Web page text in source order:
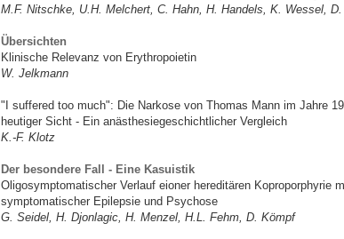
M.F. Nitschke, U.H. Melchert, C. Hahn, H. Handels, K. Wessel,
Übersichten
Klinische Relevanz von Erythropoietin
W. Jelkmann
"I suffered too much": Die Narkose von Thomas Mann im Jahre
heutiger Sicht - Ein anästhesiegeschichtlicher Vergleich
K.-F. Klotz
Der besondere Fall - Eine Kasuistik
Oligosymptomatischer Verlauf eioner hereditären Koproporphyrie
symptomatischer Epilepsie und Psychose
G. Seidel, H. Djonlagic, H. Menzel, H.L. Fehm, D. Kömpf